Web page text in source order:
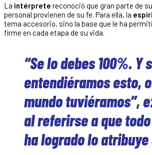
La intérprete reconoció que gran parte de su
personal provienen de su fe. Para ella, la
tema accesorio, sino la base que le ha
firme en cada etapa de su vida.
“Se lo debes 100%. Y
entendiéramos esto,
mundo tuviéramos”,
al referirse a que
ha logrado lo atribuye